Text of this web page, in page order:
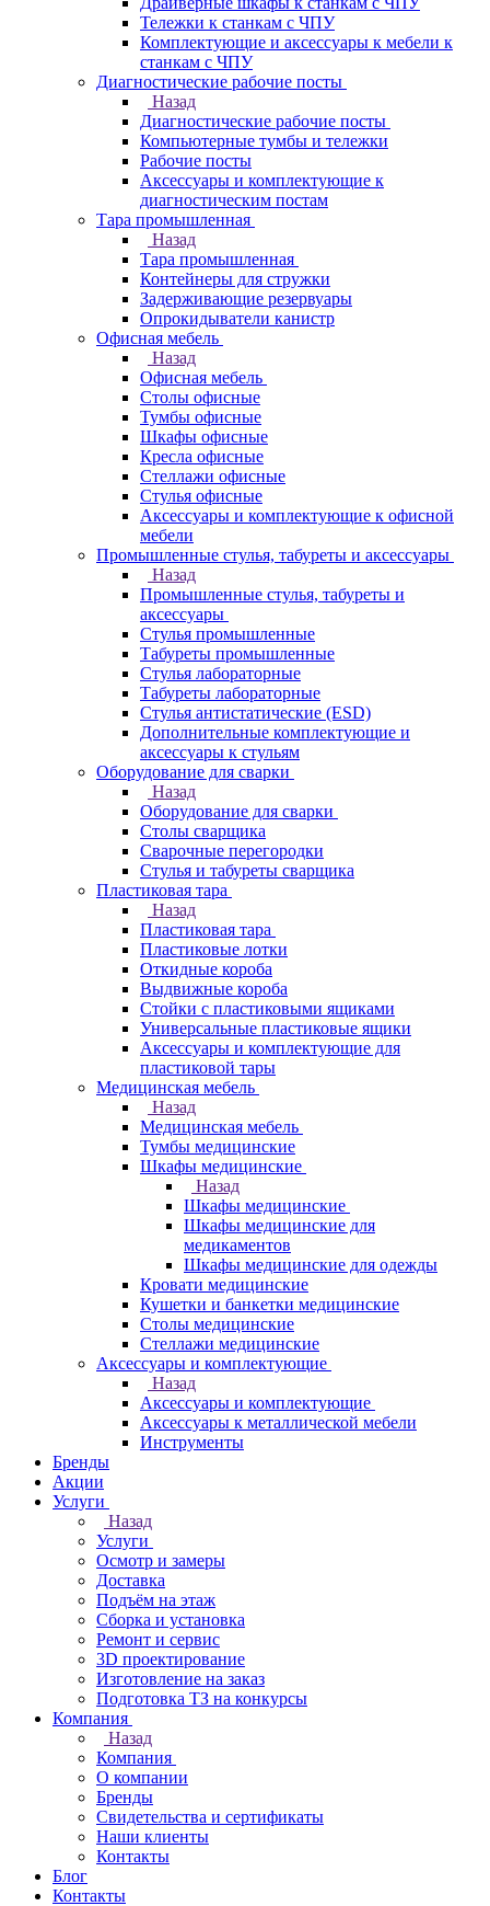
Тележки к станкам с ЧПУ
Комплектующие и аксессуары к мебели к
станкам с ЧПУ
Диагностические рабочие посты
Назад
Диагностические рабочие посты
Компьютерные тумбы и тележки
Рабочие посты
Аксессуары и комплектующие к
диагностическим постам
Тара промышленная
Назад
Тара промышленная
Контейнеры для стружки
Задерживающие резервуары
Опрокидыватели канистр
Офисная мебель
Назад
Офисная мебель
Столы офисные
Тумбы офисные
Шкафы офисные
Кресла офисные
Стеллажи офисные
Стулья офисные
Аксессуары и комплектующие к офисной
мебели
Промышленные стулья, табуреты и аксессуары
Назад
Промышленные стулья, табуреты и
аксессуары
Стулья промышленные
Табуреты промышленные
Стулья лабораторные
Табуреты лабораторные
Стулья антистатические (ESD)
Дополнительные комплектующие и
аксессуары к стульям
Оборудование для сварки
Назад
Оборудование для сварки
Столы сварщика
Сварочные перегородки
Стулья и табуреты сварщика
Пластиковая тара
Назад
Пластиковая тара
Пластиковые лотки
Откидные короба
Выдвижные короба
Стойки с пластиковыми ящиками
Универсальные пластиковые ящики
Аксессуары и комплектующие для
пластиковой тары
Медицинская мебель
Назад
Медицинская мебель
Тумбы медицинские
Шкафы медицинские
Назад
Шкафы медицинские
Шкафы медицинские для
медикаментов
Шкафы медицинские для одежды
Кровати медицинские
Кушетки и банкетки медицинские
Столы медицинские
Стеллажи медицинские
Аксессуары и комплектующие
Назад
Аксессуары и комплектующие
Аксессуары к металлической мебели
Инструменты
Бренды
Акции
Услуги
Назад
Услуги
Осмотр и замеры
Доставка
Подъём на этаж
Сборка и установка
Ремонт и сервис
3D проектирование
Изготовление на заказ
Подготовка ТЗ на конкурсы
Компания
Назад
Компания
О компании
Бренды
Свидетельства и сертификаты
Наши клиенты
Контакты
Блог
Контакты